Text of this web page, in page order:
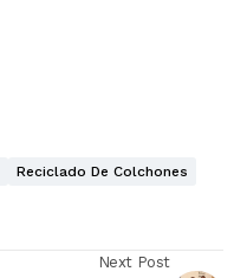
Reciclado De Colchones
Next Post